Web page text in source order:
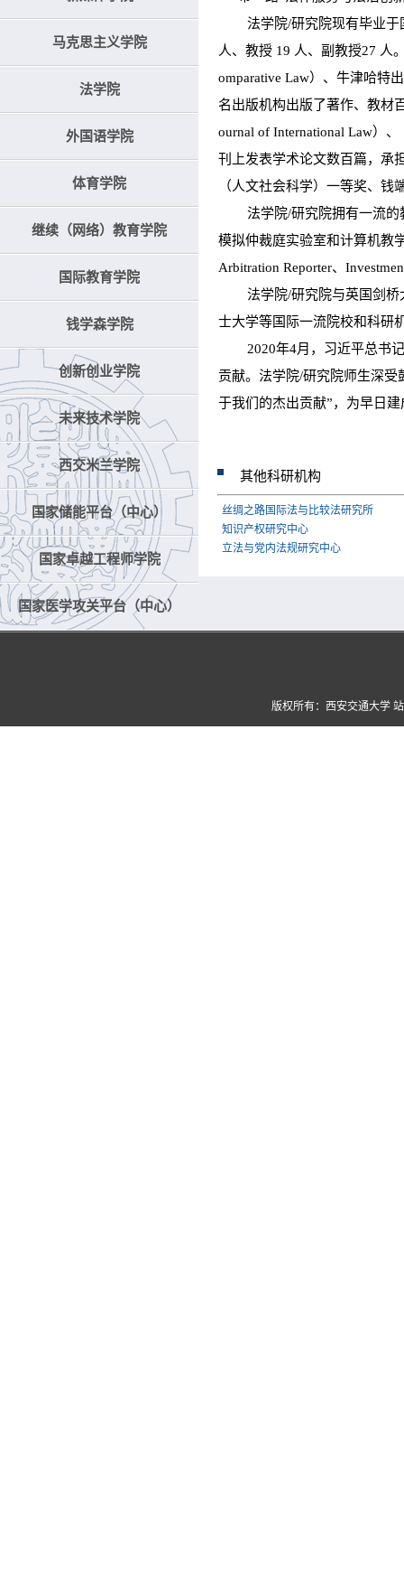
马克思主义学院
法学院
外国语学院
体育学院
继续（网络）教育学院
国际教育学院
钱学森学院
创新创业学院
未来技术学院
西交米兰学院
国家储能平台（中心）
国家卓越工程师学院
国家医学攻关平台（中心）
法学院/研究院现有毕业于国
人、教授 19 人、副教授27 人
omparative Law）、牛津哈特
名出版机构出版了著作、教材
ournal of International Law）
刊上发表学术论文数百篇，承
（人文社会科学）一等奖、
法学院/研究院拥有一流的教
模拟仲裁庭实验室和计算机教
Arbitration Reporter、
法学院/研究院与英国剑桥大
士大学等国际一流院校和科研
2020年4月，习近平总书记
贡献。法学院/研究院师生深受
于我们的杰出贡献”，为早日
其他科研机构
丝绸之路国际法与比较法研究所
知识产权研究中心
立法与党内法规研究中心
版权所有：西安交通大学